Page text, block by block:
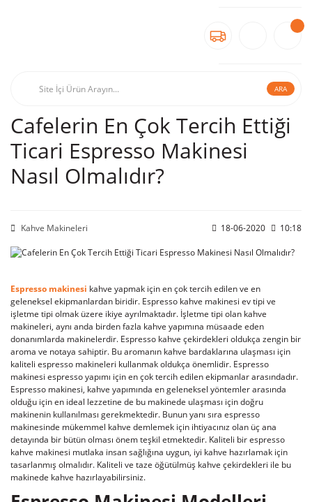
ARA
Cafelerin En Çok Tercih Ettiği
Ticari Espresso Makinesi
Nasıl Olmalıdır?
Kahve Makineleri 18-06-2020 10:18
Espresso makinesi kahve yapmak için en çok tercih edilen ve en
geleneksel ekipmanlardan biridir. Espresso kahve makinesi ev tipi ve
işletme tipi olmak üzere ikiye ayrılmaktadır. İşletme tipi olan kahve
makineleri, aynı anda birden fazla kahve yapımına müsaade eden
donanımlarda makinelerdir. Espresso kahve çekirdekleri oldukça zengin bir
aroma ve notaya sahiptir. Bu aromanın kahve bardaklarına ulaşması için
kaliteli espresso makineleri kullanmak oldukça önemlidir. Espresso
makinesi espresso yapımı için en çok tercih edilen ekipmanlar arasındadır.
Espresso makinesi, kahve yapımında en geleneksel yöntemler arasında
olduğu için en ideal lezzetine de bu makinede ulaşması için doğru
makinenin kullanılması gerekmektedir. Bunun yanı sıra espresso
makinesinde mükemmel kahve demlemek için ihtiyacınız olan üç ana
detayında bir bütün olması önem teşkil etmektedir. Kaliteli bir espresso
kahve makinesi mutlaka insan sağlığına uygun, iyi kahve hazırlamak için
tasarlanmış olmalıdır. Kaliteli ve taze öğütülmüş kahve çekirdekleri ile bu
makinede kahve hazırlayabilirsiniz.